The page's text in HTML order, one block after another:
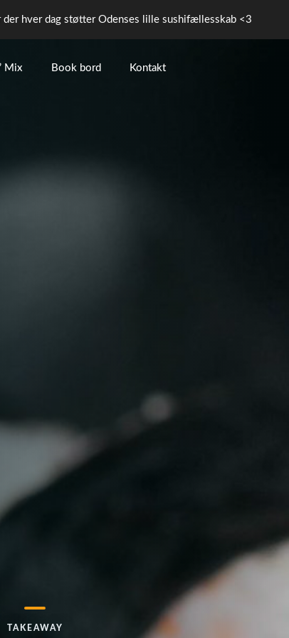
Mix Book bord Kontakt
TAKEAWAY
hver dag støtter Odenses lille sushifællesskab <3